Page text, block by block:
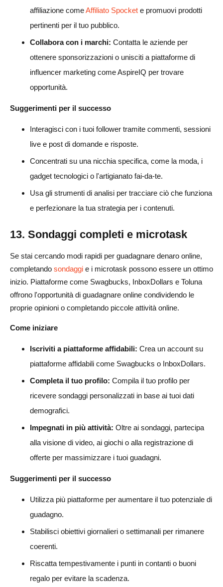
affiliazione comeAffiliato Spocket e promuovi prodotti
pertinenti per il tuo pubblico.
Collabora con i marchi: Contatta le aziende per
ottenere sponsorizzazioni o unisciti a piattaforme di
influencer marketing come AspireIQ per trovare
opportunità.
Suggerimenti per il successo
Interagisci con i tuoi follower tramite commenti, sessioni
live e post di domande e risposte.
Concentrati su una nicchia specifica, come la moda, i
gadget tecnologici o l'artigianato fai-da-te.
Usa gli strumenti di analisi per tracciare ciò che funziona
e perfezionare la tua strategia per i contenuti.
13. Sondaggi completi e microtask
Se stai cercando modi rapidi per guadagnare denaro online,
completando sondaggi e i microtask possono essere un ottimo
inizio. Piattaforme come Swagbucks, InboxDollars e Toluna
offrono l'opportunità di guadagnare online condividendo le
proprie opinioni o completando piccole attività online.
Come iniziare
Iscriviti a piattaforme affidabili: Crea un account su
piattaforme affidabili come Swagbucks o InboxDollars.
Completa il tuo profilo: Compila il tuo profilo per
ricevere sondaggi personalizzati in base ai tuoi dati
demografici.
Impegnati in più attività: Oltre ai sondaggi, partecipa
alla visione di video, ai giochi o alla registrazione di
offerte per massimizzare i tuoi guadagni.
Suggerimenti per il successo
Utilizza più piattaforme per aumentare il tuo potenziale di
guadagno.
Stabilisci obiettivi giornalieri o settimanali per rimanere
coerenti.
Riscatta tempestivamente i punti in contanti o buoni
regalo per evitare la scadenza.